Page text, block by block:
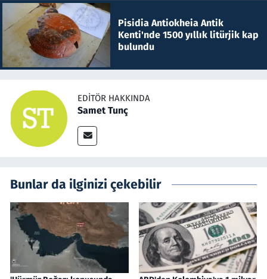
Pisidia Antiokheia Antik
Kenti'nde 1500 yıllık litürjik kap
bulundu
EDITÖR HAKKINDA
Samet Tunç
Bunlar da ilginizi çekebilir